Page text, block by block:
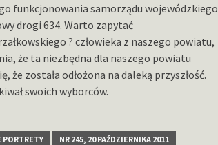
funkcjonowania samorządu wojewódzkiego
drogi 634. Warto zapytać
? człowieka z naszego powiatu,
że ta niezbędna dla naszego powiatu
została odłożona na daleką przyszłość.
swoich wyborców.
PORTRETY
NR 245, 20 PAŹDZIERNIKA 2011